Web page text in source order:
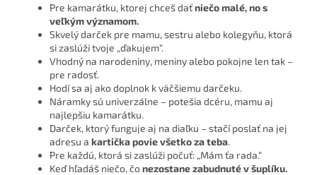
Pre kamarátku, ktorej chceš daťniečo malé, no s
veľkým významom.
Skvelý darček pre mamu, sestru alebo kolegyňu, ktorá
si zaslúži tvoje „ďakujem“.
Vhodný na narodeniny, meniny alebo pokojne len tak –
pre radosť.
Hodí sa aj ako doplnok k väčšiemu darčeku.
Náramky sú univerzálne – potešia dcéru, mamu aj
najlepšiu kamarátku.
Darček, ktorý funguje aj na diaľku – stačí poslať na jej
adresu a kartička povie všetko za teba.
Pre každú, ktorá si zaslúži počuť: „Mám ťa rada.“
Keď hľadáš niečo, čonezostane zabudnuté v šuplíku.